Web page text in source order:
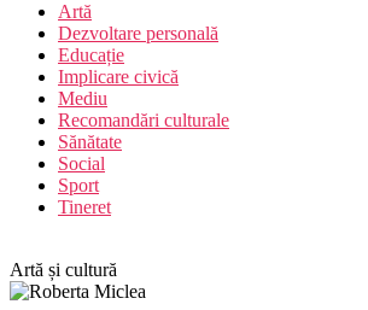
Artă
Dezvoltare personală
Educație
Implicare civică
Mediu
Recomandări culturale
Sănătate
Social
Sport
Tineret
Artă și cultură